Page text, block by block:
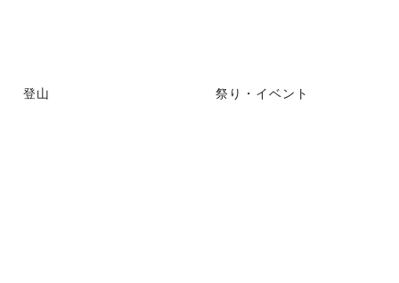
登山 祭り・イベント